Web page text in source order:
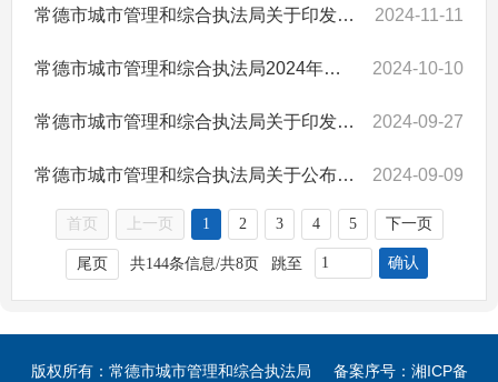
常德市城市管理和综合执法局关于印发《2024年度全市城市管理综合行政执法人员军事化集训方案》的通知 2024-11-11
常德市城市管理和综合执法局2024年第三季度四区控违拆违考核情况通报 2024-10-10
常德市城市管理和综合执法局关于印发《深入推进城市小微公共空间整治提升工作意见》的通知 2024-09-27
常德市城市管理和综合执法局关于公布2024年从事城市生活垃圾经营性处置服务企业“双随机、一公开”检查结果的通知 2024-09-09
首页 上一页 1 2 3 4 5 下一页
尾页 共144条信息/共8页 跳至 确认
版权所有：常德市城市管理和综合执法局 备案序号： 湘ICP备